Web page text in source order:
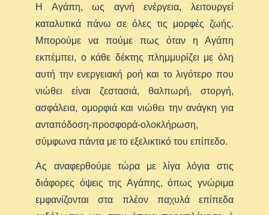
Η Αγάπη, ως αγνή ενέργεια, λειτουργεί
καταλυτικά πάνω σε όλες τις μορφές ζωής.
Μπορούμε να πούμε πως όταν η Αγάπη
εκπέμπει, ο κάθε δέκτης πλημμυρίζει με όλη
αυτή την ενεργειακή ροή και το λιγότερο που
νιώθει είναι ζεστασιά, θαλπωρή, στοργή,
ασφάλεια, ομορφιά και νιώθει την ανάγκη για
ανταπόδοση-προσφορά-ολοκλήρωση,
σύμφωνα πάντα με το εξελικτικό του επίπεδο.
Ας αναφερθούμε τώρα με λίγα λόγια στις
διάφορες όψεις της Αγάπης, όπως γνώριμα
εμφανίζονται στα πλέον παχυλά επίπεδα